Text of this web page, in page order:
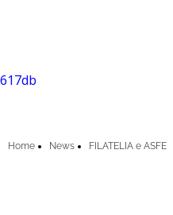
Home News FILATELIA e ASFE